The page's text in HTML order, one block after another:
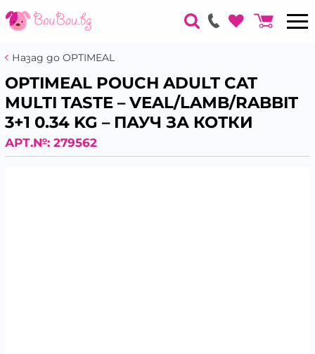
Назад до OPTIMEAL
OPTIMEAL POUCH ADULT CAT
MULTI TASTE – VEAL/LAMB/RABBIT
3+1 0.34 KG – ПАУЧ ЗА КОТКИ
АРТ.№: 279562